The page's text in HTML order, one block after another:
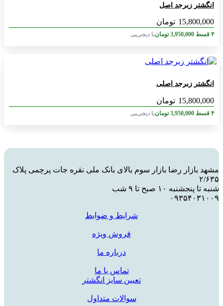
انگشتر زبرجد اصل
15,800,000 تومان
۴ قسط 3,950,000 تومانبا دیجی‌پی
انگشتر زبرجد اصلی
15,800,000 تومان
۴ قسط 3,950,000 تومانبا دیجی‌پی
مشهد بازار رضا بازار سوم بالای بانک ملی نقره جات پرچمی پلاک
۲/۶۳۵
شنبه تا پنجشنبه ۱۰ صبح تا ۹ شب
۰۹۳۵۴۰۳۱۰۰۹
شرایط و ضوابط
فروش ویژه
درباره ما
تماس با ما
تعیین سایز انگشتر
سوالات متداول